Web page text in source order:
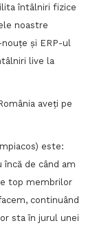
întâlniri fizice
noastre
și ERP-ul
live la
aveți pe
este:
încă de când am
top membrilor
continuând
sta în jurul unei